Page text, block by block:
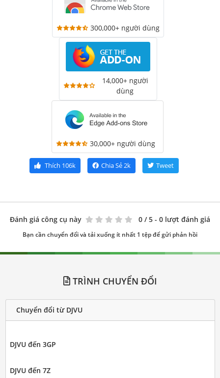
300,000+ người dùng
14,000+ người
dùng
30,000+ người dùng
Thích 106k Chia Sẻ2k Tweet
Đánh giá công cụ này 0 / 5 - 0 lượt đánh giá
Bạn cần chuyển đổi và tải xuống ít nhất 1 tệp để gửi phản hồi
TRÌNH CHUYỂN ĐỔI
Chuyển đổi từ DJVU
DJVU đến 3GP
DJVU đến 7Z